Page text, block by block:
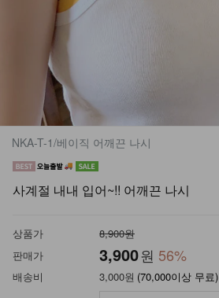
여름 잠옷
NKA-T-1/베이직 어깨끈 나시
사계절 내내 입어~!! 어깨끈 나시
상품가
8,900원
판매가
3,900원 56%
배송비 3,000원 (70,000이상 무료)